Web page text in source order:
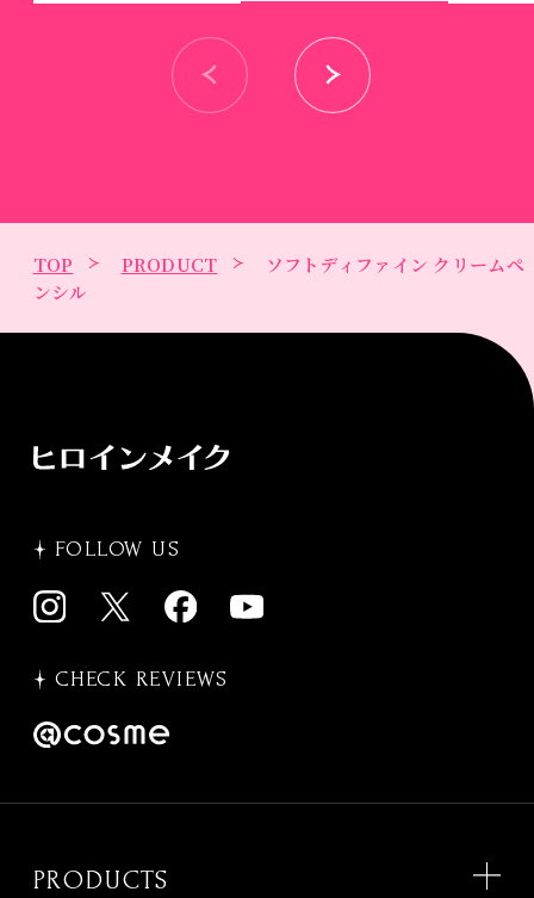
TOP PRODUCT
ソフトディファイン クリームペ
ンシル
FOLLOW US
CHECK REVIEWS
PRODUCTS